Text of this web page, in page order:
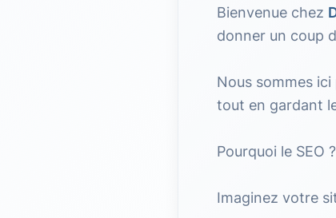
Bienvenue chez
donner un coup
Nous sommes
tout en gardant
Pourquoi le SEO ?
Imaginez votre